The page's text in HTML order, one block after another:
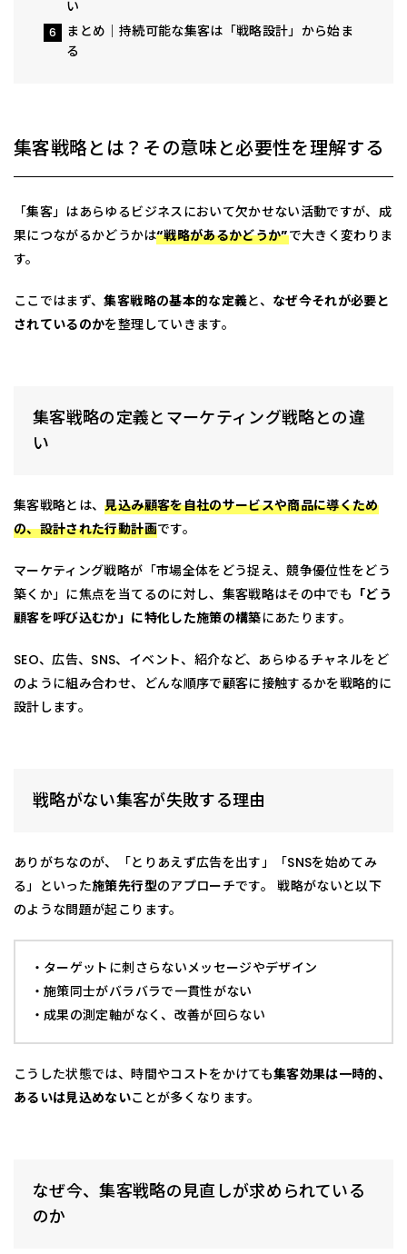
い
6
まとめ｜持続可能な集客は「戦略設計」から始ま
る
集客戦略とは？その意味と必要性を理解する
「集客」はあらゆるビジネスにおいて欠かせない活動ですが、成
果につながるかどうかは“戦略があるかどうか”で大きく変わりま
す。
ここではまず、集客戦略の基本的な定義と、 なぜ今それが必要と
されているのかを整理していきます。
集客戦略の定義とマーケティング戦略との違
い
集客戦略とは、見込み顧客を自社のサービスや商品に導くため
の、設計された行動計画です。
マーケティング戦略が「市場全体をどう捉え、競争優位性をどう
築くか」に焦点を当てるのに対し、集客戦略はその中でも 「どう
顧客を呼び込むか」に特化した施策の構築にあたります。
SEO、広告、SNS、イベント、紹介など、あらゆるチャネルをど
のように組み合わせ、どんな順序で顧客に接触するかを戦略的に
設計します。
戦略がない集客が失敗する理由
ありがちなのが、「とりあえず広告を出す」「SNSを始めてみ
る」といった施策先行型のアプローチです。 戦略がないと以下
のような問題が起こります。
・ターゲットに刺さらないメッセージやデザイン
・施策同士がバラバラで一貫性がない
・成果の測定軸がなく、改善が回らない
こうした状態では、時間やコストをかけても集客効果は一時的、
あるいは見込めないことが多くなります。
なぜ今、集客戦略の見直しが求められている
のか